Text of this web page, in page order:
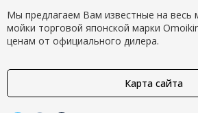
Мы предлагаем Вам известные на весь
мойки торговой японской марки
ценам от официального дилера.
Карта сайта